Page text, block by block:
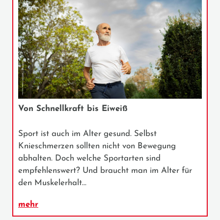
Von Schnellkraft bis Eiweiß
Sport ist auch im Alter gesund. Selbst
Knieschmerzen sollten nicht von Bewegung
abhalten. Doch welche Sportarten sind
empfehlenswert? Und braucht man im Alter für
den Muskelerhalt…
mehr